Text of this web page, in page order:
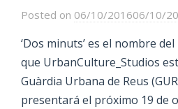
Posted on 06/10/201606/10/
‘Dos minuts’ es el nombre
que UrbanCulture_Studios
Guàrdia Urbana de Reus
presentará el próximo 19 de